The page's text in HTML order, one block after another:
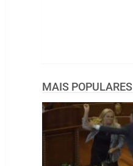
MAIS POPULARES